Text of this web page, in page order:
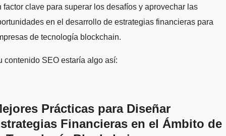
factor clave para superar los desafíos y aprovechar las
en el desarrollo de estrategias financieras para
de tecnología blockchain.
contenido SEO estaría algo así:
Prácticas para Diseñar
Financieras en el Ámbito de